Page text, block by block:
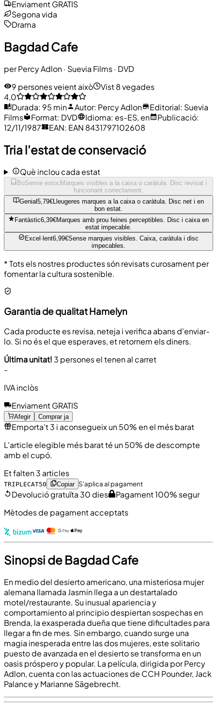
Enviament GRATIS
Segona vida
Drama
Bagdad Cafe
perPercy Adlon· Suevia Films· DVD
9 persones veient això
Vist 8 vegades
4,0
Durada: 95 min Autor: Percy Adlon Editorial: Suevia
Films
Format: DVD Idioma: es-ES, en Publicació:
12/11/1987
EAN: EAN 8431797102608
Tria l'estat de conservació
Què inclou cada estat
BoSense estocMarques visibles a la caixa o caràtula. Disc revisat i
funcionant correctament.
Genial5,79€Lleugeres marques a la caixa o caràtula. Disc net i en
bon estat.
Fantàstic6,39€Marques amb prou feines perceptibles. Disc i caixa en
estat impecable.
Excel·lent6,99€Sense marques visibles. Caixa, caràtula i disc
impecables.
* Tots els nostres productes són revisats curosament per
fomentar la cultura sostenible.
Garantia de qualitat Hamelyn
Cada producte es revisa, neteja i verifica abans d'enviar-
lo. Si no és el que esperaves, et retornem els diners.
Última unitat! 3 persones el tenen al carret
-
IVA inclòs
Enviament GRATIS
Afegir Comprar ja
Emporta't 3 i aconsegueix un 50% en el més barat
L'article elegible més barat té un 50% de descompte
amb el cupó.
Et falten 3 articles
TRIPLECAT50 Copiar S'aplica al pagament
Devolució gratuïta 30 dies
Pagament 100% segur
Mètodes de pagament acceptats
Sinopsi de Bagdad Cafe
En medio del desierto americano, una misteriosa mujer
alemana llamada Jasmin llega a un destartalado
motel/restaurante. Su inusual apariencia y
comportamiento al principio despiertan sospechas en
Brenda, la exasperada dueña que tiene dificultades para
llegar a fin de mes. Sin embargo, cuando surge una
magia inesperada entre las dos mujeres, este solitario
puesto de avanzada en el desierto se transforma en un
oasis próspero y popular. La película, dirigida por Percy
Adlon, cuenta con las actuaciones de CCH Pounder, Jack
Palance y Marianne Sägebrecht.